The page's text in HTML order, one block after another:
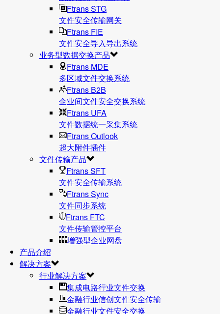
Ftrans STG
文件安全传输网关
Ftrans FIE
文件安全导入导出系统
业务型数据交换产品
Ftrans MDE
多区域文件交换系统
Ftrans B2B
企业间文件安全交换系统
Ftrans UFA
文件数据统⼀采集系统
Ftrans Outlook
超大附件插件
文件传输产品
Ftrans SFT
文件安全传输系统
Ftrans Sync
文件同步系统
Ftrans FTC
文件传输管控平台
增强型企业网盘
产品介绍
解决方案
行业解决方案
集成电路行业文件交换
金融行业信创文件安全传输
金融行业文件安全交换